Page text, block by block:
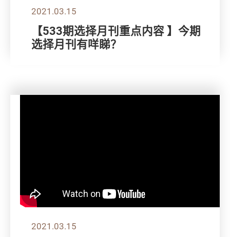
2021.03.15
【533期选择月刊重点内容 】今期
选择月刊有咩睇？
2021.03.15